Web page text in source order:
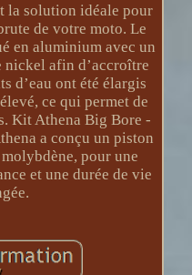
la solution idéale pour
de votre moto. Le
en aluminium avec un
nickel afin d’accroître
d’eau ont été élargis
ce qui permet de
Kit Athena Big Bore -
a conçu un piston
pour une
et une durée de vie